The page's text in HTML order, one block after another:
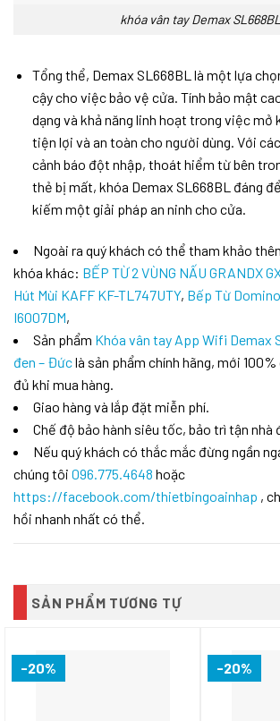
khóa vân tay Demax SL668BL
Tổng thể, Demax SL668BL là một lựa
cậy cho việc bảo vệ cửa. Tính bảo mật
dạng và khả năng linh hoạt trong việc mở
tiện lợi và an toàn cho người dùng. Với
cảnh báo đột nhập, thoát hiểm từ bên
thẻ bị mất, khóa Demax SL668BL đáng
kiếm một giải pháp an ninh cho cửa.
Ngoài ra quý khách có thể tham khảo
khóa khác: BẾP TỪ 2 VÙNG NẤU GRANDX
Hút Mùi KAFF KF-TL747UTY, Bếp Từ
I6007DM,
Sản phẩm Khóa vân tay App Wifi Demax
đen – Đứclà sản phẩm chính hãng, mới
đủ khi mua hàng.
Giao hàng và lắp đặt miễn phí.
Chế độ bảo hành siêu tốc, bảo trì tận nhà
Nếu quý khách có thắc mắc đừng ngần
chúng tôi 096.775.4648 hoặc
https://facebook.com/thietbingoainhap ,
hồi nhanh nhất có thể.
SẢN PHẨM TƯƠNG TỰ
-20% -20%